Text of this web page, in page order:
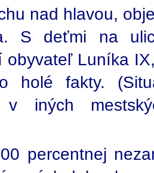
nad hlavou,
S deťmi na
obyvateľ Luníka
holé fakty.
iných
percentnej